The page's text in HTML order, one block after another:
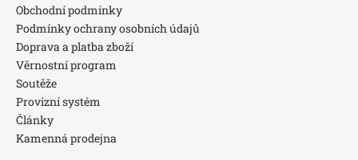
Obchodní podmínky
Podmínky ochrany osobních údajů
Doprava a platba zboží
Věrnostní program
Soutěže
Provizní systém
Články
Kamenná prodejna